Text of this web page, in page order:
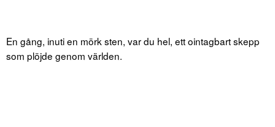
En gång, inuti en mörk sten, var du hel, ett ointagbart skepp
som plöjde genom världen.